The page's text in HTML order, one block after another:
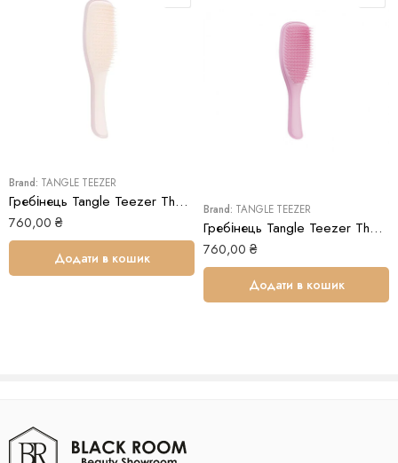
має зволожуючі та заспокійливі властивості,
проникаючи у стержень волосся утримує вологу;
екстракт кореня женьшеню
стимулює мікроциркуляцію,
продовжує цикл росту волосся, запобігає його стоншенню;
тонізує шкіру голови, усуває свербіж,
знижує активність сальних залоз, має зміцнюючу дію.
Південна Корея
Brand: TANGLE TEEZER
Гребінець Tangle Teezer The Wet Detangler Fine & Fragile Pink Whisper
760,00 ₴
Додати в кошик
Brand: TANGLE TEEZER
Гребінець Tangle Teezer The Wet Detangler Rosebud Pink
760,00 ₴
Додати в кошик